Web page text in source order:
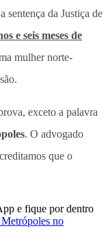
sentença da Justiça de
e seis meses de
mulher norte-
exceto a palavra
. O advogado
que o
e fique por dentro
no